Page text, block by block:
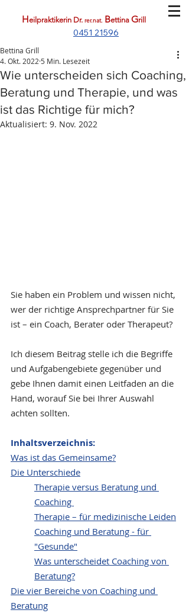
Heilpraktikerin Dr. rer.nat. Bettina Grill
0451 21596
Wie unterscheiden sich Coaching,
Beratung und Therapie, und was
ist das Richtige für mich?
Bettina Grill
4. Okt. 2022 5 Min. Lesezeit
Aktualisiert: 9. Nov. 2022
Sie haben ein Problem und wissen nicht,
wer der richtige Ansprechpartner für Sie
ist – ein Coach, Berater oder Therapeut?
Ich diesem Beitrag stelle ich die Begriffe
und Aufgabengebiete gegenüber und
gebe Ihnen damit einen Leitfaden an die
Hand, worauf Sie bei Ihrer Auswahl
achten sollten.
Inhaltsverzeichnis:
Was ist das Gemeinsame?
Die Unterschiede
Therapie versus Beratung und
Coaching
Therapie – für medizinische Leiden
Coaching und Beratung - für
"Gesunde"
Was unterscheidet Coaching von
Beratung?
Die vier Bereiche von Coaching und
Beratung